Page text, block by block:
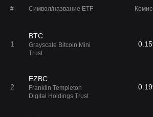
# Символ/название ETF
1
BTC
Grayscale Bitcoin Mini
Trust
2
EZBC
Franklin Templeton
Digital Holdings Trust